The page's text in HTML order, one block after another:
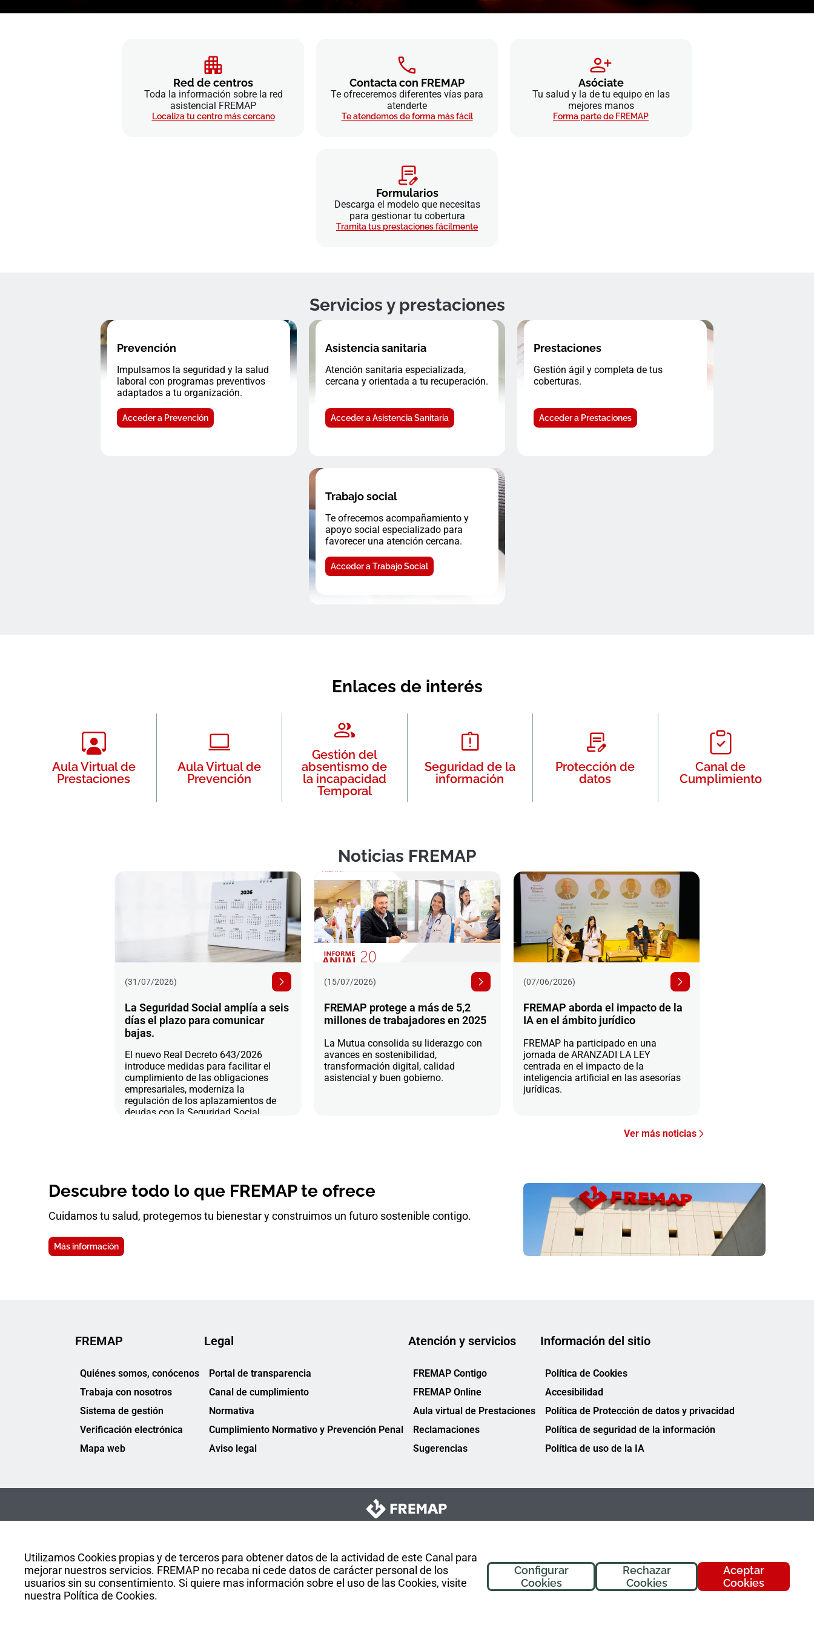
Utilizamos Cookies propias y de terceros para obtener datos de la actividad de este Canal para
mejorar nuestros servicios. FREMAP no recaba ni cede datos de carácter personal de los
usuarios sin su consentimiento. Si quiere mas información sobre el uso de las Cookies, visite
nuestra Política de Cookies.
Aceptar
Cookies
Rechazar
Cookies
Configurar
Cookies
Red de centros
Toda la información sobre la red
asistencial FREMAP
Localiza tu centro más cercano
Contacta con FREMAP
Te ofreceremos diferentes vías para
atenderte
Te atendemos de forma más fácil
Asóciate
Tu salud y la de tu equipo en las
mejores manos
Forma parte de FREMAP
Formularios
Descarga el modelo que necesitas
para gestionar tu cobertura
Tramita tus prestaciones fácilmente
Servicios y prestaciones
Prevención
Impulsamos la seguridad y la salud
laboral con programas preventivos
adaptados a tu organización.
Acceder a Prevención
Asistencia sanitaria
Atención sanitaria especializada,
cercana y orientada a tu recuperación.
Acceder a Asistencia Sanitaria
Prestaciones
Gestión ágil y completa de tus
coberturas.
Acceder a Prestaciones
Trabajo social
Te ofrecemos acompañamiento y
apoyo social especializado para
favorecer una atención cercana.
Acceder a Trabajo Social
Enlaces de interés
Aula Virtual de
Prestaciones
Aula Virtual de
Prevención
Gestión del
absentismo de
la incapacidad
Temporal
Seguridad de la
información
Protección de
datos
Canal de
Cumplimiento
Noticias FREMAP
(31/07/2026)
La Seguridad Social amplía a seis
días el plazo para comunicar
bajas.
El nuevo Real Decreto 643/2026
introduce medidas para facilitar el
cumplimiento de las obligaciones
empresariales, moderniza la
regulación de los aplazamientos de
deudas con la Seguridad Social
(15/07/2026)
FREMAP protege a más de 5,2
millones de trabajadores en 2025
La Mutua consolida su liderazgo con
avances en sostenibilidad,
transformación digital, calidad
asistencial y buen gobierno.
(07/06/2026)
FREMAP aborda el impacto de la
IA en el ámbito jurídico
FREMAP ha participado en una
jornada de ARANZADI LA LEY
centrada en el impacto de la
inteligencia artificial en las asesorías
jurídicas.
Ver más noticias
Descubre todo lo que FREMAP te ofrece
Cuidamos tu salud, protegemos tu bienestar y construimos un futuro sostenible contigo.
Más información
¡Hola! Soy
, tu asistente de
FREMAP. ¿En qué puedo ayudarte
hoy?
FREMAP
Quiénes somos, conócenos
Trabaja con nosotros
Sistema de gestión
Verificación electrónica
Mapa web
Legal
Portal de transparencia
Canal de cumplimiento
Normativa
Cumplimiento Normativo y Prevención Penal
Aviso legal
Atención y servicios
FREMAP Contigo
FREMAP Online
Aula virtual de Prestaciones
Reclamaciones
Sugerencias
Información del sitio
Política de Cookies
Accesibilidad
Política de Protección de datos y privacidad
Política de seguridad de la información
Política de uso de la IA